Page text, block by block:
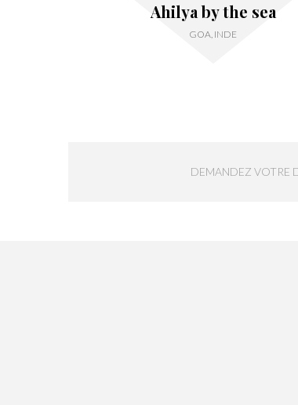
Ahilya by the sea
GOA, INDE
DEMANDEZ VOTRE